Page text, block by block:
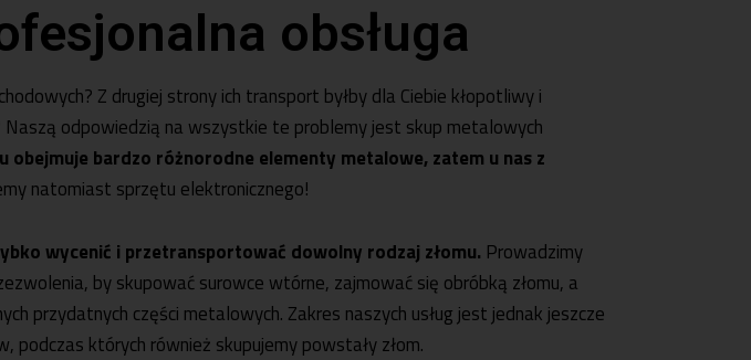
obsługa
Z drugiej strony ich transport byłby dla Ciebie kłopotliwy i
Naszą odpowiedzią na wszystkie te problemy jest skup metalowych
obejmuje bardzo różnorodne elementy metalowe, zatem u nas z
natomiast sprzętu elektronicznego!
wycenić i przetransportować dowolny rodzaj złomu. Prowadzimy
by skupować surowce wtórne, zajmować się obróbką złomu, a
przydatnych części metalowych. Zakres naszych usług jest jednak jeszcze
których również skupujemy powstały złom.